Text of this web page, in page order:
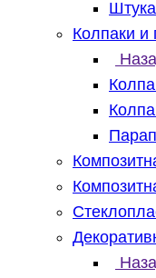
Колпаки и